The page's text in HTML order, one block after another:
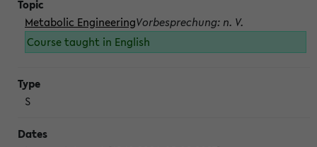
Metabolic EngineeringVorbesprechung: n. V.
Course taught in English
S